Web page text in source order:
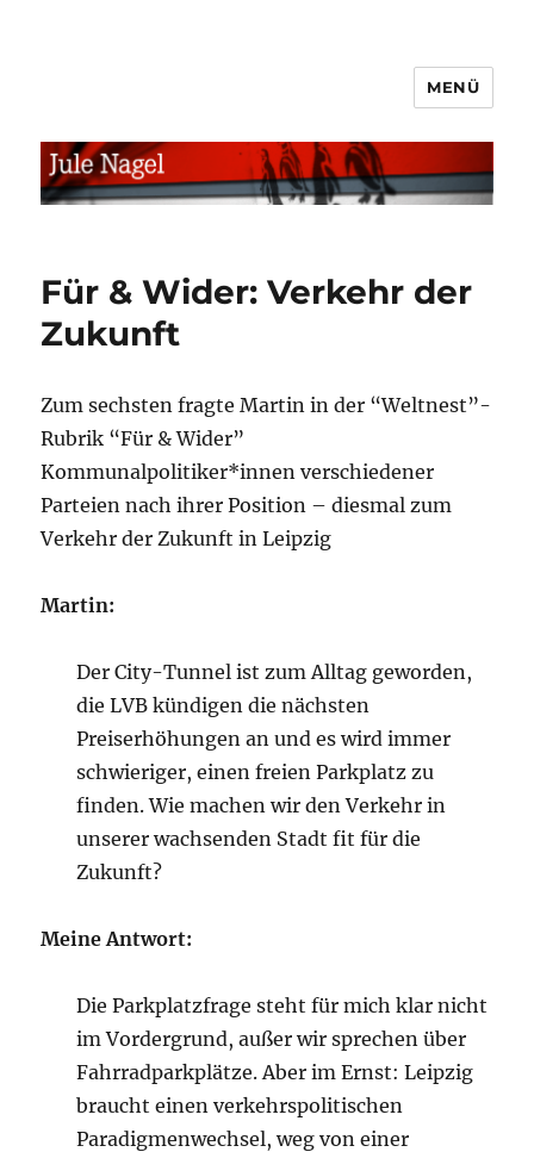
MENÜ
Für & Wider: Verkehr der
Zukunft
Zum sechsten fragte Martin in der “Weltnest”-
Rubrik “Für & Wider”
Kommunalpolitiker*innen verschiedener
Parteien nach ihrer Position – diesmal zum
Verkehr der Zukunft in Leipzig
Martin:
Der City-Tunnel ist zum Alltag geworden,
die LVB kündigen die nächsten
Preiserhöhungen an und es wird immer
schwieriger, einen freien Parkplatz zu
finden. Wie machen wir den Verkehr in
unserer wachsenden Stadt fit für die
Zukunft?
Meine Antwort:
Die Parkplatzfrage steht für mich klar nicht
im Vordergrund, außer wir sprechen über
Fahrradparkplätze. Aber im Ernst: Leipzig
braucht einen verkehrspolitischen
Paradigmenwechsel, weg von einer